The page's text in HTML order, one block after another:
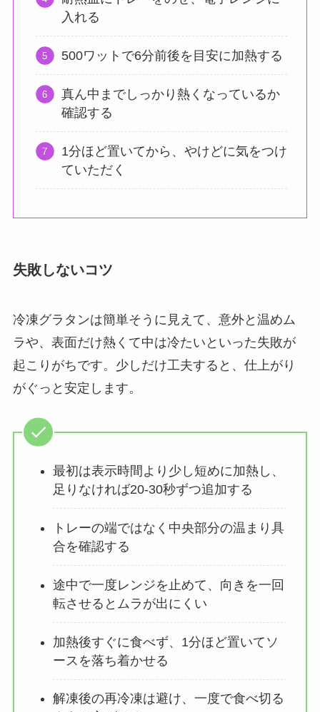
入れる
500ワットで6分前後を目安に加熱する
真ん中までしっかり熱くなっているか
確認する
1分ほど置いてから、やけどに気をつけ
ていただく
失敗しないコツ
冷凍グラタンは簡単そうに見えて、意外と温めム
ラや、表面だけ熱くて中は冷たいといった失敗が
起こりがちです。少しだけ工夫すると、仕上がり
がぐっと安定します。
最初は表示時間より少し短めに加熱し、
足りなければ20-30秒ずつ追加する
トレーの端ではなく中央部分の温まり具
合を確認する
途中で一度レンジを止めて、向きを一回
転させるとムラが出にくい
加熱後すぐに食べず、1分ほど置いてソ
ースを落ち着かせる
解凍後の再冷凍は避け、一度で食べ切る